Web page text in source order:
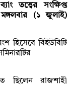
তত্ত্বের সংক্ষিপ্ত
মঙ্গলবার (১ জুলাই)
হিসেবে বিইউবিটি
ছিলেন রাজশাহী